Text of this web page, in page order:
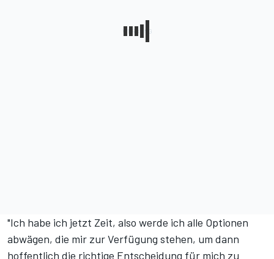
"Ich habe ich jetzt Zeit, also werde ich alle Optionen
abwägen, die mir zur Verfügung stehen, um dann
hoffentlich die richtige Entscheidung für mich zu